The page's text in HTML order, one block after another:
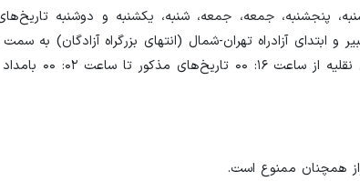
کرج میدان امیرکبیر و ابتدای آزادراه تهران-شمال (انتهای بزرگراه
در صورت اعلام مامورین
همچنان ممنوع است.